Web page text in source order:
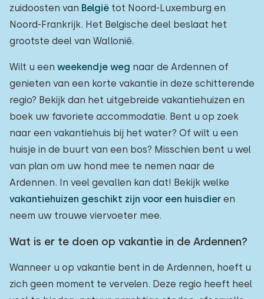
zuidoosten van België tot Noord-Luxemburg en
Noord-Frankrijk. Het Belgische deel beslaat het
grootste deel van Wallonië.
Wilt u een weekendje weg naar de Ardennen of
genieten van een korte vakantie in deze schitterende
regio? Bekijk dan het uitgebreide vakantiehuizen en
boek uw favoriete accommodatie. Bent u op zoek
naar een vakantiehuis bij het water? Of wilt u een
huisje in de buurt van een bos? Misschien bent u wel
van plan om uw hond mee te nemen naar de
Ardennen. In veel gevallen kan dat! Bekijk welke
vakantiehuizen geschikt zijn voor een huisdier en
neem uw trouwe viervoeter mee.
Wat is er te doen op vakantie in de Ardennen?
Wanneer u op vakantie bent in de Ardennen, hoeft u
zich geen moment te vervelen. Deze regio heeft heel